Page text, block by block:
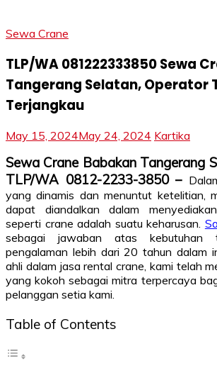
Sewa Crane
TLP/WA 081222333850 Sewa
Tangerang Selatan, Operator
Terjangkau
May 15, 2024May 24, 2024 Kartika
Sewa Crane Babakan Tangerang
TLP/WA 0812-2233-3850 –
yang dinamis dan menuntut ketelitian,
dapat diandalkan dalam
seperti crane adalah suatu keharusan.
sebagai jawaban atas kebutuhan
pengalaman lebih dari 20 tahun dalam
ahli dalam jasa rental crane, kami telah
yang kokoh sebagai mitra terpercaya
pelanggan setia kami.
Table of Contents